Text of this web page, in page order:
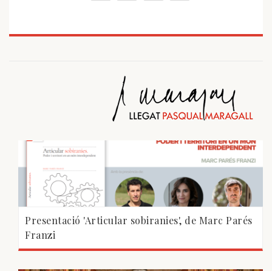
Presentació 'Articular sobiranies', de Marc Parés
Franzi